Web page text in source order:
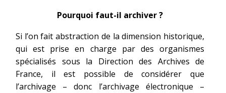
Pourquoi faut-il archiver ?
Si l’on fait abstraction de la dimension historique,
qui est prise en charge par des organismes
spécialisés sous la Direction des Archives de
France, il est possible de considérer que
l’archivage – donc l’archivage électronique –